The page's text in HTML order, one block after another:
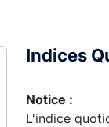
Indices
Notice :
L'indice